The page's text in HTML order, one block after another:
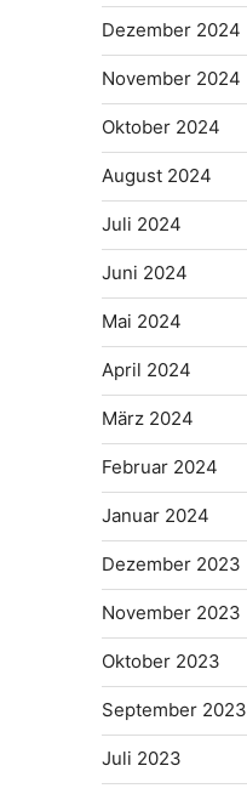
Dezember 2024
November 2024
Oktober 2024
August 2024
Juli 2024
Juni 2024
Mai 2024
April 2024
März 2024
Februar 2024
Januar 2024
Dezember 2023
November 2023
Oktober 2023
September 2023
Juli 2023